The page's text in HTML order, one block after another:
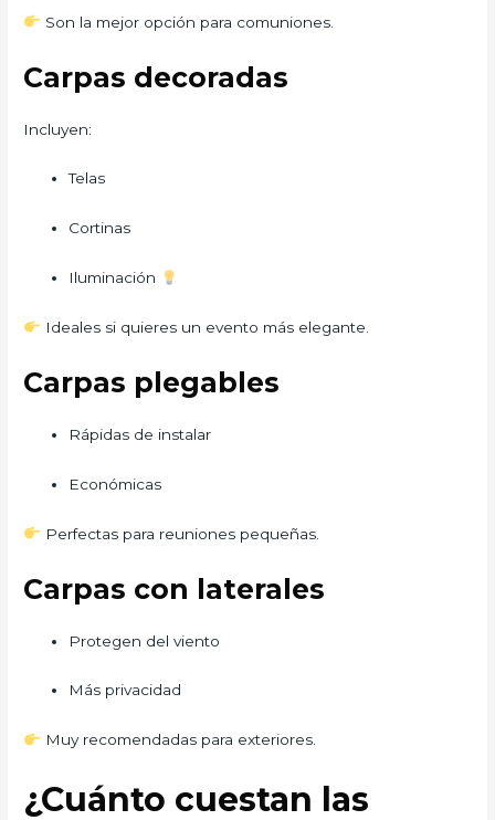
Son la mejor opción para comuniones.
Carpas decoradas
Incluyen:
Telas
Cortinas
Iluminación
Ideales si quieres un evento más elegante.
Carpas plegables
Rápidas de instalar
Económicas
Perfectas para reuniones pequeñas.
Carpas con laterales
Protegen del viento
Más privacidad
Muy recomendadas para exteriores.
¿Cuánto cuestan las